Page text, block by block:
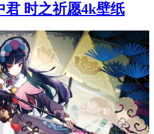
君 时之祈愿4k壁纸